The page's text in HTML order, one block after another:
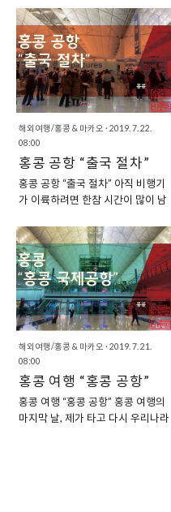
오의 경우에는 포르투갈로부터 반
환이 되었는데, 이렇게 반환이 되었
음에도 불구하고, 이들은 중국으로
돌아가기 싫었던 것인지, 50년간 자
치정부를 가지는 것으로 협의를 합
니다. 그리고 중국에서도 이를 인..
항공사는 아시아나 항공이었습니
다. 인천공항에서 홍콩으로 여행을
시작할 때는 “OZ 745”로 오게 되
었는데, OZ 745편의 경우에는 무
난한 항공기였습니다. 그런데, 홍콩
공항에서 인천공항으로 오는 귀국
편에서는 “OZ 746” 항공편이 배정
되었는데요. 이 항공기는 제가 처음
타보는 2층으로 되어 있는 항공기
였습니다. “에어버스의 A380 모델
의 OZ 746” 아시아나 항공의 OZ
746편은 에어버스사의 A380 기종
기존의 여객기와 생김새가 많이 다
른데, 대표적으로 눈에 띄는 점은 바
로 동체 전체가 모두 2층으로 되어
있어서 더욱더 많은 승객을 수송할
수 있다고 하지요. A380 모델은 에
어버스 본사에서..
해외여행/홍콩 & 마카오 · 2019. 7. 22.
08:00
홍콩 공항 “출국 절차”
홍콩 공항 “출국 절차” 아직 비행기
가 이륙하려면 한참 시간이 많이 남
라, 공항에 있는 가게들을 돌아보는
것에도 한계가 있었습니다. 그리고,
더 시간을 지체하다가는 “면세점 영
업시간”이 끝나서 면세점을 돌아볼
수 없을 것 같다는 생각에 굉장히 일
찍 게이트를 통과하게 되었습니다.
“홍콩 공항에서의 출국 절차” 홍콩
공항에서, 이렇게 출국을 하게 되었
는데요. 이번에도 간단하게 출국 절
차를 정리해보면 아래와 같이 정리
해볼 수 있습니다. 사실, 이러한 내
용은 어느 공항이나 거의 같은 내용
이라고 할 수 있지요. 1. 항공사에서
해외여행/홍콩 & 마카오 · 2019. 7. 21.
08:00
홍콩 여행 “홍콩 공항”
홍콩 여행 “홍콩 공항” 홍콩 여행의
마지막 날, 제가 타고 다시 우리나라